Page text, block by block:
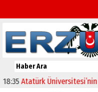
Atatürk Üniversitesi’nin